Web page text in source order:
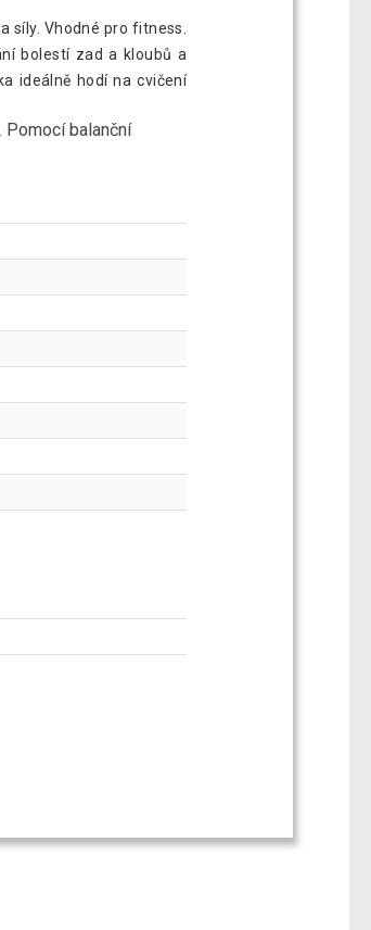
síly. Vhodné pro fitness.
bolestí zad a kloubů a
ideálně hodí na cvičení
Pomocí balanční